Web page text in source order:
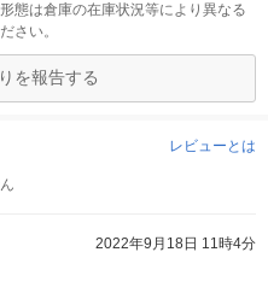
態は倉庫の在庫状況等により異なる
さい。
を報告する
レビューとは
2022年9月18日 11時4分